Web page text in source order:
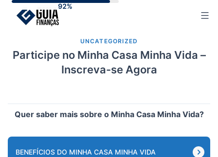
UNCATEGORIZED
Participe no Minha Casa Minha Vida –
Inscreva-se Agora
Quer saber mais sobre o Minha Casa Minha Vida?
BENEFÍCIOS DO MINHA CASA MINHA VIDA